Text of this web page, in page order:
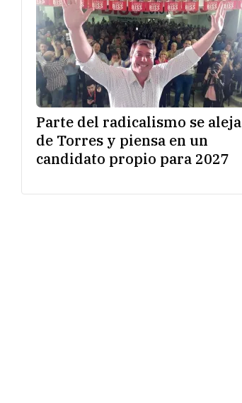
Parte del radicalismo se aleja
de Torres y piensa en un
candidato propio para 2027